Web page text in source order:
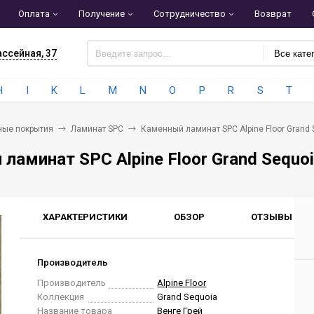
Оплата Получение Сотрудничество Возврат
37 Все
I K L M N O P R S T
покрытия Ламинат SPC Каменный ламинат SPC Alpine Floor Grand
SPC Alpine Floor Grand
ХАРАКТЕРИСТИКИ ОБЗОР ОТЗЫВЫ
Производитель
Производитель
Alpine Floor
Коллекция
Grand Sequoia
Название товара
Венге Грей